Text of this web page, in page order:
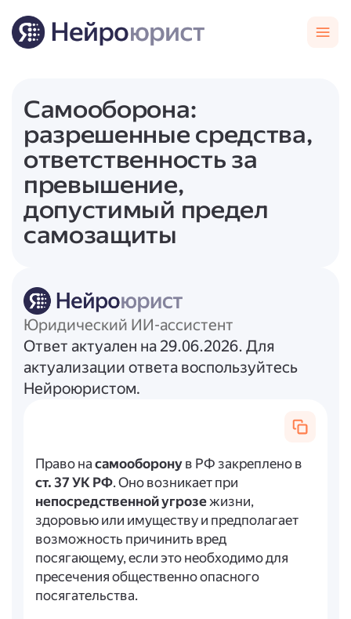
Самооборона:
разрешенные средства,
ответственность за
превышение,
допустимый предел
самозащиты
Юридический ИИ-ассистент
Ответ актуален на 29.06.2026. Для
актуализации ответа воспользуйтесь
Нейроюристом.
Право на самооборонув РФ закреплено в
ст. 37 УК РФ. Оно возникает при
непосредственной угрозежизни,
здоровью или имуществу и предполагает
возможность причинить вред
посягающему, если это необходимо для
пресечения общественно опасного
посягательства.